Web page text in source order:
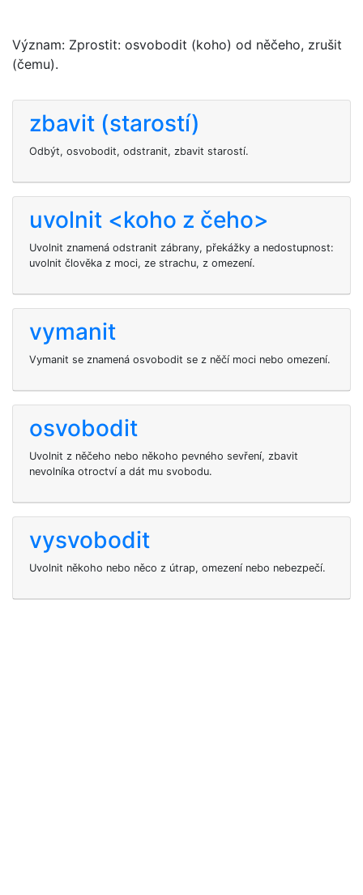
Význam: Zprostit: osvobodit (koho) od něčeho, zrušit
(čemu).
zbavit (starostí)
Odbýt, osvobodit, odstranit, zbavit starostí.
uvolnit <koho z čeho>
Uvolnit znamená odstranit zábrany, překážky a nedostupnost:
uvolnit člověka z moci, ze strachu, z omezení.
vymanit
Vymanit se znamená osvobodit se z něčí moci nebo omezení.
osvobodit
Uvolnit z něčeho nebo někoho pevného sevření, zbavit
nevolníka otroctví a dát mu svobodu.
vysvobodit
Uvolnit někoho nebo něco z útrap, omezení nebo nebezpečí.